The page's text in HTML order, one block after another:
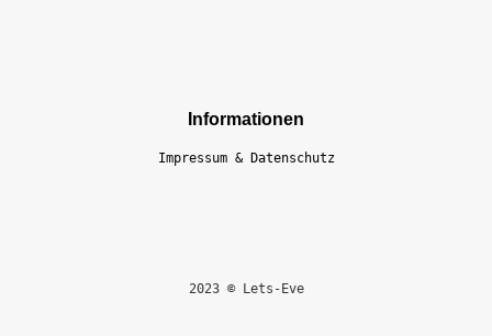
Informationen
Impressum & Datenschutz
2023 © Lets-Eve